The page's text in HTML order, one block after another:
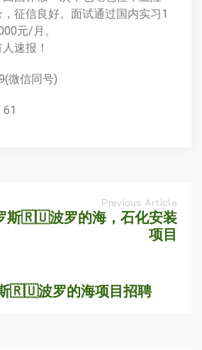
征信良好。面试通过国内实习1
元/月。
速报！
微信同号)
61
Previous Article
斯🇷🇺波罗的海，石化安装
项目
🇷🇺波罗的海项目招聘